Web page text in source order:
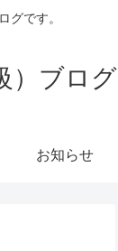
グです。
）ブログ
お知らせ